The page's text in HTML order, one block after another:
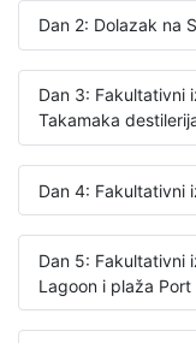
Dan 2: Dolazak na
Dan 3: Fakultativni
Takamaka
Dan 4: Fakultativni
Dan 5: Fakultativni
Lagoon i plaža Port